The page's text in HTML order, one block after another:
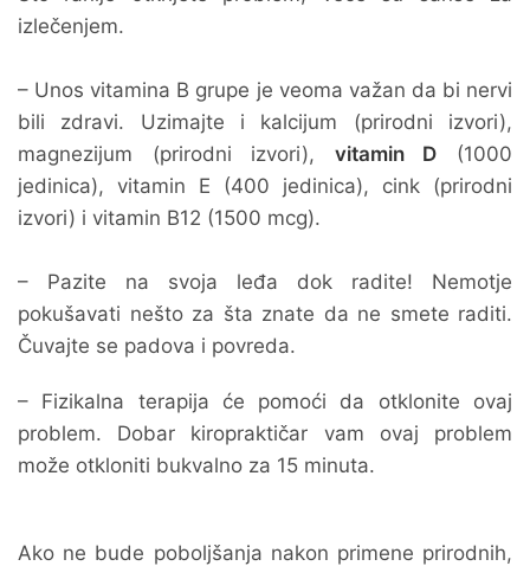
izlečenjem.
– Unos vitamina B grupe je veoma važan da bi nervi
bili zdravi. Uzimajte i kalcijum (prirodni izvori),
magnezijum (prirodni izvori), vitamin D (1000
jedinica), vitamin E (400 jedinica), cink (prirodni
izvori) i vitamin B12 (1500 mcg).
– Pazite na svoja leđa dok radite! Nemotje
pokušavati nešto za šta znate da ne smete raditi.
Čuvajte se padova i povreda.
– Fizikalna terapija će pomoći da otklonite ovaj
problem. Dobar kiropraktičar vam ovaj problem
može otkloniti bukvalno za 15 minuta.
Ako ne bude poboljšanja nakon primene prirodnih,